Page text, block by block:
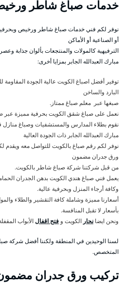
خدمات صباغ شاطر
نوفر لكم فني خدمات صباغ شاطر ورخيص وبحرفية
أو الصناعية أو الأماكن
الترفيهية كالمولات والمنتجعات بألوان جذابة
مبارك العبدالله الجابر بمزايا أخرى:
توفير أفضل اصباغ الكويت عالية الجودة المقاومة
البارد والساخن
صبغها عبر معلم صباغ ممتاز.
نعمل على صباغ شقق الكويت بحرفية مميزة عبر
نقوم بطلاء المدارس والمستشفيات وصباغ
مبارك العبدالله الجابر ذات الجودة العالية
نوفر لكم رقم صباغ بالكويت للتواصل معه ويقدم
ورق جدران مضمون
من قبل شركتنا شركة صباغ شاطر بالكويت.
يعمل فني صباغ هندي الكويت بدهن الجدران
وكافة أرجاء المنزل وبحرفية عالية.
أسعارنا مميزة وشاملة كافة التقشير والطلاء
بأسعار لا تقبل المنافسة.
ونحن ايضا نحار الكويت و فتح اقفالالأبواب
لسنا الوحيدين في المنطقة ولكننا أفضل شركة
المتخصص.
تركيب ورق جدران